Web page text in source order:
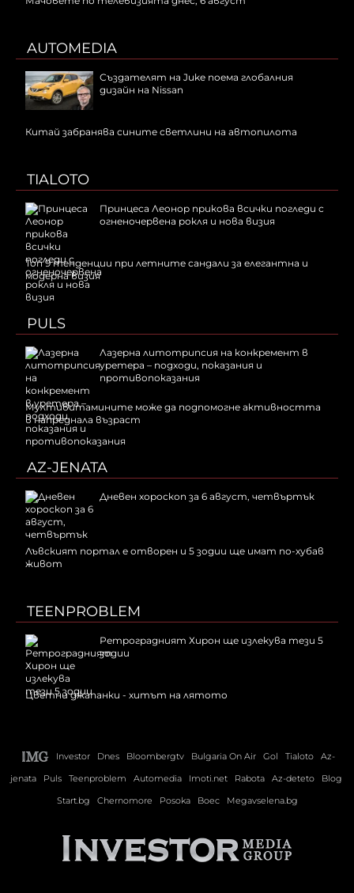
AUTOMEDIA
Създателят на Juke поема глобалния
дизайн на Nissan
Китай забранява сините светлини на автопилота
TIALOTO
Принцеса Леонор прикова всички погледи с
огненочервена рокля и нова визия
Топ 9 тенденции при летните сандали за елегантна и
модерна визия
PULS
Лазерна литотрипсия на конкремент в
уретера – подходи, показания и
противопоказания
Мултивитамините може да подпомогне активността
в напреднала възраст
AZ-JENATA
Дневен хороскоп за 6 август, четвъртък
Лъвският портал е отворен и 5 зодии ще имат по-хубав
живот
TEENPROBLEM
Ретроградният Хирон ще излекува тези 5
зодии
Цветни джапанки - хитът на лятото
Investor Dnes Bloombergtv Bulgaria On Air Gol Tialoto
Az-
jenata
Puls Teenproblem Automedia Imoti.net Rabota Az-deteto
Blog
Start.bg
Chernomore Posoka Boec Megavselena.bg